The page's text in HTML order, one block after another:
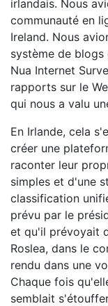
irlandais. Nous
communauté en
Ireland. Nous
système de
Nua Internet
rapports sur le
qui nous a valu
En Irlande, cela
créer une
raconter leur
simples et d'une
classification
prévu par le
et qu'il prévoyait
Roslea, dans le
rendu dans une
Chaque fois
semblait